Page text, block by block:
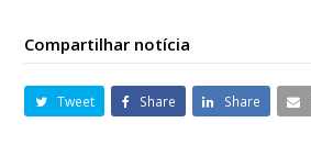
Compartilhar notícia
Tweet Share Share